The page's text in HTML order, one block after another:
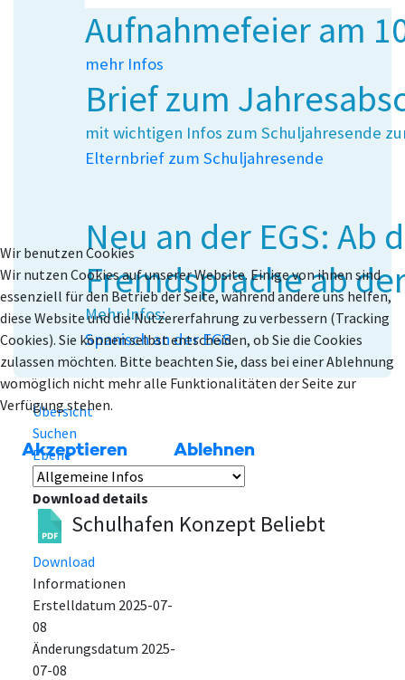
Aufnahmefeier am
mehr Infos
Brief zum
mit wichtigen Infos zum Schuljahresende
Elternbrief zum Schuljahresende
Neu an der EGS: Ab
Fremdsprache ab
Mehr Infos:
Spanisch an der EGS
Übersicht
Suchen
Ebene
Download details
Schulhafen Konzept Beliebt
Download
Informationen
Erstelldatum 2025-07-
08
Änderungsdatum 2025-
07-08
Wir benutzen Cookies
Wir nutzen Cookies auf unserer Website. Einige von ihnen sind
essenziell für den Betrieb der Seite, während andere uns helfen,
diese Website und die Nutzererfahrung zu verbessern (Tracking
Cookies). Sie können selbst entscheiden, ob Sie die Cookies
zulassen möchten. Bitte beachten Sie, dass bei einer Ablehnung
womöglich nicht mehr alle Funktionalitäten der Seite zur
Verfügung stehen.
Akzeptieren Ablehnen